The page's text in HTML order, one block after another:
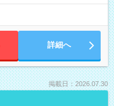
詳細へ
掲載日：2026.07.30